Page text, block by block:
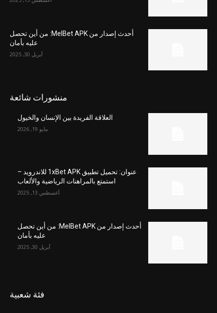
أحدث إصدار من MelBet APK: من أين تحصل
عليه بأمان
أبريل 30, 2025
منشورات شائعة
العلاقة الفريدة بين الإنسان والخيول
مايو 19, 2026
عنوان: تحميل تطبيق 1xBet APK للاندرويد –
استمتع بالمراهنات الرياضية والألعاب
أغسطس 13, 2025
أحدث إصدار من MelBet APK: من أين تحصل
عليه بأمان
أبريل 30, 2025
فئة شعبية